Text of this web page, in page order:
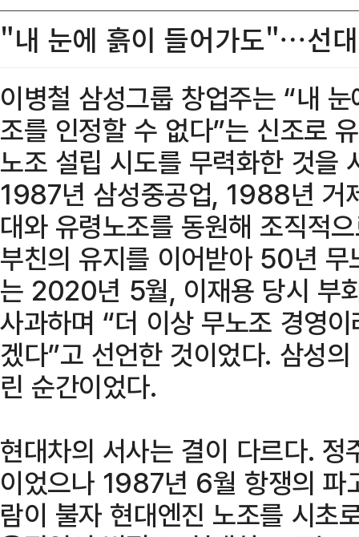
"내 눈에 흙이 들어가도"…선
이병철 삼성그룹 창업주는 “내
조를 인정할 수 없다”는 신조로
노조 설립 시도를 무력화한 것을
1987년 삼성중공업, 1988년 거
대와 유령노조를 동원해 조직적
부친의 유지를 이어받아 50년
는 2020년 5월, 이재용 당시 부
사과하며 “더 이상 무노조 경영
겠다”고 선언한 것이었다. 삼성
린 순간이었다.
현대차의 서사는 결이 다르다.
이었으나 1987년 6월 항쟁의 파
람이 불자 현대엔진 노조를 시초